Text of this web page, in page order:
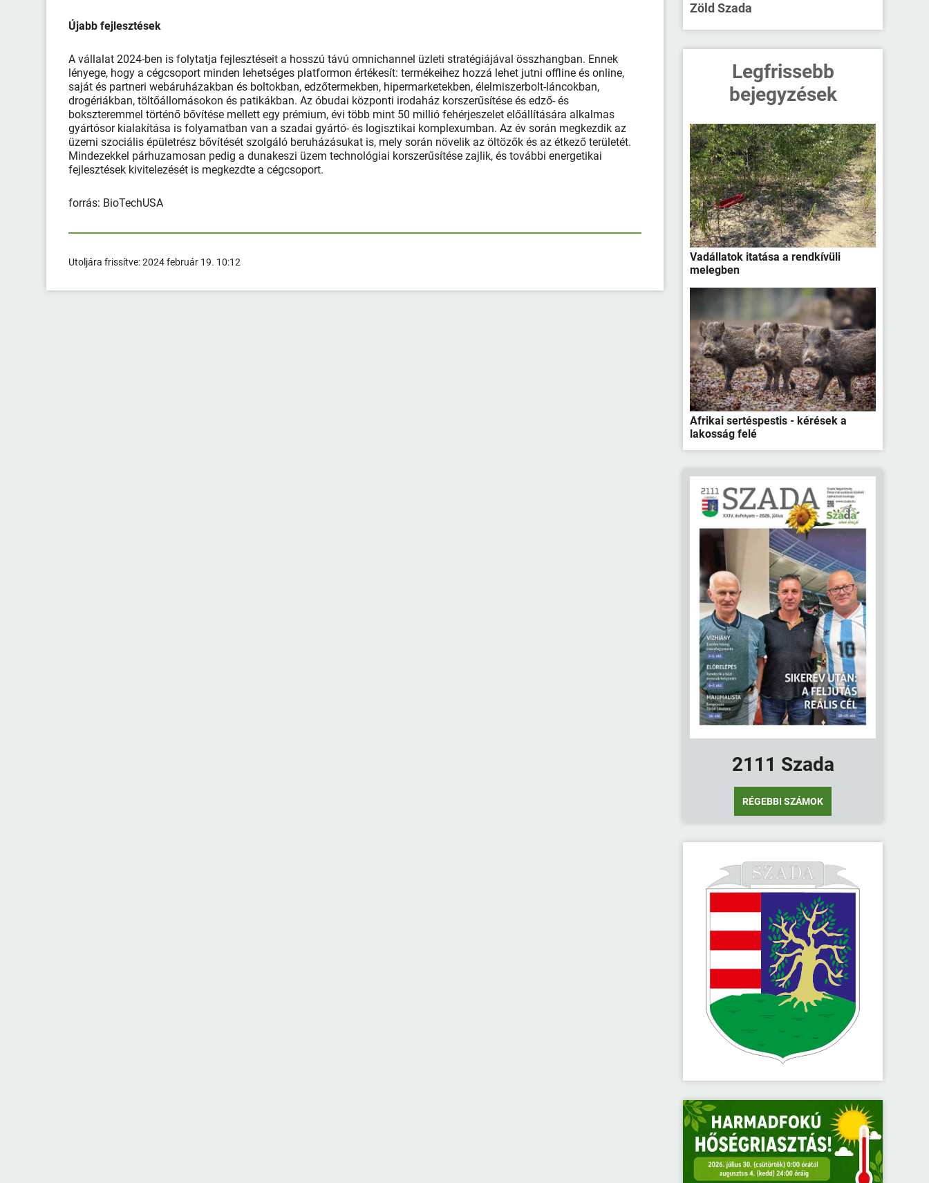
Újabb fejlesztések
A vállalat 2024-ben is folytatja fejlesztéseit a hosszú távú omni­channel üzleti stratégiájával összhangban. Ennek
lényege, hogy a cégcsoport minden lehetséges platformon értékesít: termékeihez hozzá lehet jutni offline és online,
saját és partneri webáruházakban és boltokban, edzőtermekben, hipermarketekben, élelmiszerbolt-láncokban,
drogériákban, töltőállomásokon és patikákban. Az óbudai központi irodaház korszerűsítése és edző- és
bokszteremmel történő bővítése mellett egy prémium, évi több mint 50 millió fehérjeszelet előállítására alkalmas
gyártósor kialakítása is folyamatban van a szadai gyártó- és logisztikai komplexumban. Az év során megkezdik az
üzemi szociá­lis épületrész bővítését szolgáló beruházásukat is, mely során növelik az öltözők és az étkező területét.
Mindezekkel párhuzamosan pedig a dunakeszi üzem technológiai korszerűsítése zajlik, és további energetikai
fejlesztések kivitelezését is megkezdte a cégcsoport.
forrás: BioTechUSA
Utoljára frissítve:2024 február 19. 10:12
Zöld Szada
Legfrissebb
bejegyzések
Vadállatok itatása a rendkívüli
melegben
Afrikai sertéspestis - kérések a
lakosság felé
2111 Szada
RÉGEBBI SZÁMOK